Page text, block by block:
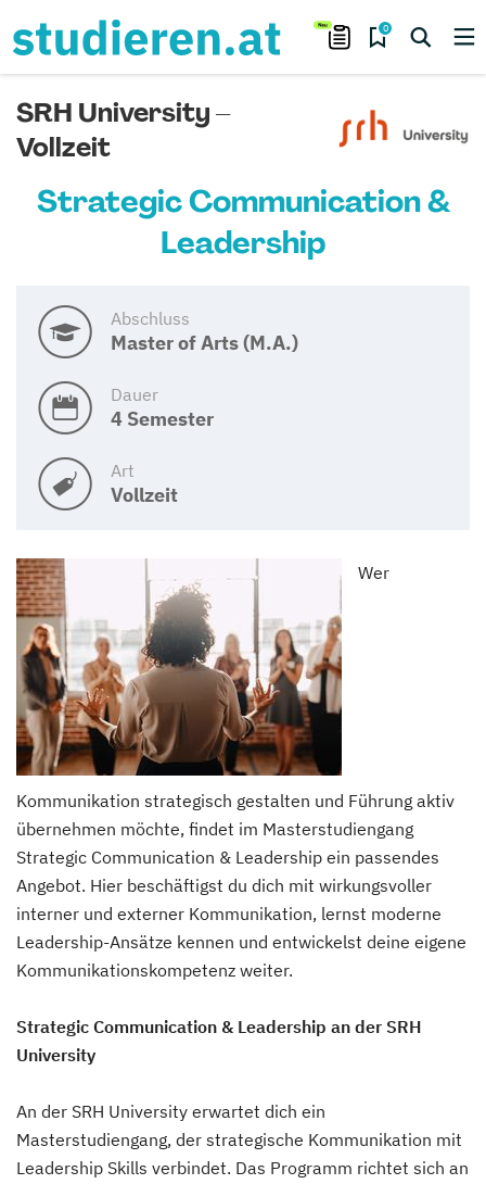
0
SRH University –
Vollzeit
Strategic Communication &
Leadership
Abschluss
Master of Arts (M.A.)
Dauer
4 Semester
Art
Vollzeit
Wer
Kommunikation strategisch gestalten und Führung aktiv
übernehmen möchte, findet im Masterstudiengang
Strategic Communication & Leadership ein passendes
Angebot. Hier beschäftigst du dich mit wirkungsvoller
interner und externer Kommunikation, lernst moderne
Leadership-Ansätze kennen und entwickelst deine eigene
Kommunikationskompetenz weiter.
Strategic Communication & Leadership an der SRH
University
An der SRH University erwartet dich ein
Masterstudiengang, der strategische Kommunikation mit
Leadership Skills verbindet. Das Programm richtet sich an